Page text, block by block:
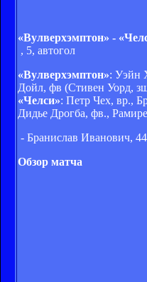
«Вулверхэмптон» -
, 5, автогол
«Вулверхэмптон»: Уэйн
Дойл, фв (Стивен Уорд,
«Челси»: Петр Чех, вр.,
Дидье Дрогба, фв.,
- Бранислав Иванович,
Обзор матча